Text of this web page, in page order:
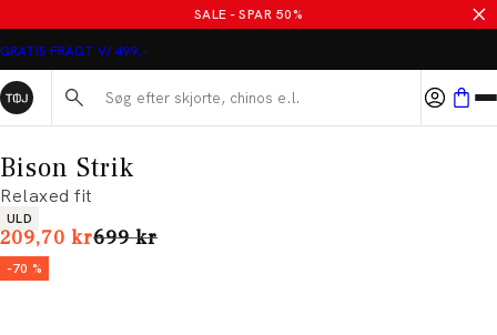
SALE - SPAR 50%
GRATIS FRAGT V/ 499,-
Søg her...
Bison Strik
Relaxed fit
Produkt egenskaber
ULD
209,70 krI alt (uden rabat)
699 kr
-70 %